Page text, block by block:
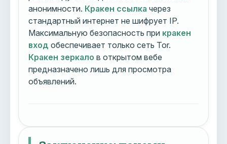
анонимности. Кракен ссылка через
стандартный интернет не шифрует IP.
Максимальную безопасность при кракен
вход обеспечивает только сеть Tor.
Кракен зеркало в открытом вебе
предназначено лишь для просмотра
объявлений.